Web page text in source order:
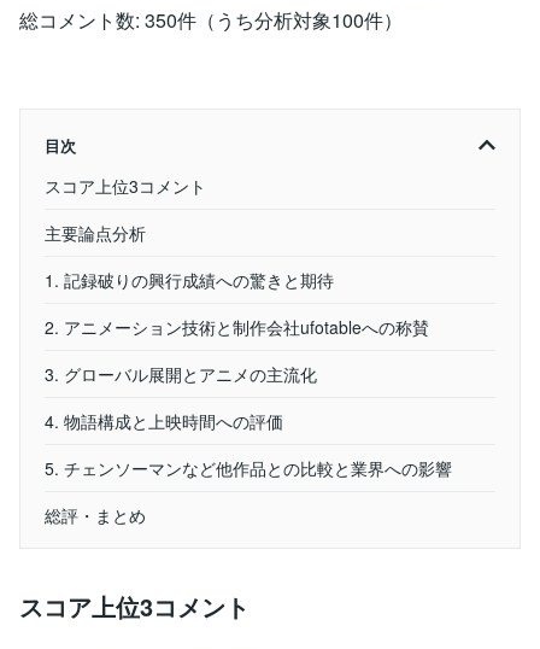
総コメント数: 350件（うち分析対象100件）
目次
スコア上位3コメント
主要論点分析
1. 記録破りの興行成績への驚きと期待
2. アニメーション技術と制作会社ufotableへの称賛
3. グローバル展開とアニメの主流化
4. 物語構成と上映時間への評価
5. チェンソーマンなど他作品との比較と業界への影響
総評・まとめ
スコア上位3コメント